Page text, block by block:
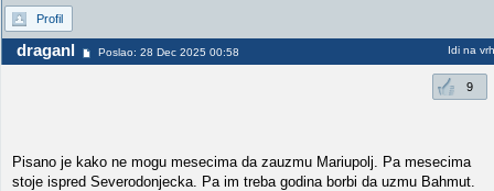
Profil
draganl Poslao: 28 Dec 2025 00:58 Idi na vrh
9
Pisano je kako ne mogu mesecima da zauzmu Mariupolj. Pa mesecima
stoje ispred Severodonjecka. Pa im treba godina borbi da uzmu Bahmut.